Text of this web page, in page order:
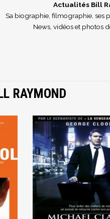
Actualités Bill
Sa biographie, filmographie, ses
News, vidéos et photos
RAYMOND